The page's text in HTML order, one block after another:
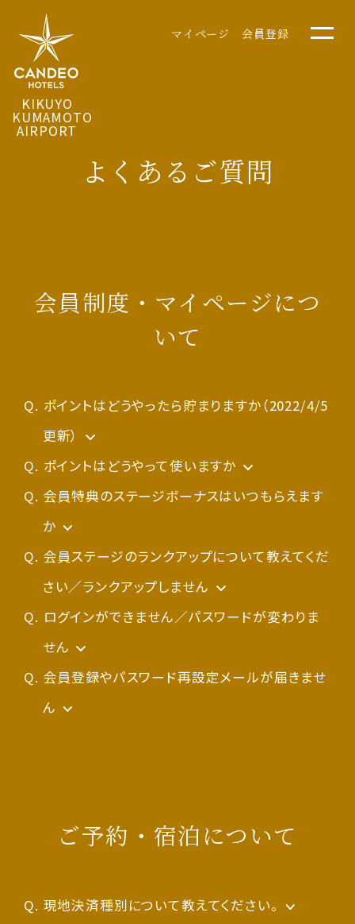
KIKUYO
KUMAMOTO
AIRPORT
マイページ 会員登録
よくあるご質問
会員制度・マイページにつ
いて
ポイントはどうやったら貯まりますか（2022/4/5
更新）
◼NEW基本ポイント：1％
2022年4月5日以降、公式ウェブサイトから会員
として新規ご予約されたものに対し1％のポイン
◼ボーナスポイント
特定の条件で付与され、付与数や率は条件によ
り異なります。取得条件や有効期限は、個別に
設定されますので、各特典やオファー条件をあ
らかじめご確認ください。
BRONZE ： 1,000pt
PLATINUM：40,000pt
ポイントはどうやって使いますか
ご利用方法は以下のとおりです。
ご利用場所：公式ウェブサイト
ご利用タイミング：公式ウェブサイトでの新規ご
予約またはご変更時（要ログイン）
フロントでのご利用はお受けいたしかねますの
で、何卒ご了承ください。
効となります。
会員特典のステージボーナスはいつもらえます
か
ステージボーナス（ポイント）は6月の新ステージ
確定後となります。それまでの付与はございませ
んので、あらかじめご了承ください。
会員ステージ反映方法につきましては、会員制
度ご説明ページ
会員ステージのランクアップについて教えてくだ
さい／ランクアップしません
会員ステージにつきましては、6月1日～翌年5月
31日までの1年間のご利用実績に基づいて、集
計いたします。
ログインができません／パスワードが変わりま
せん
2020年6月のシステムリニューアルにともない、
新サイトへ初めてログインする際、新しいパスワ
お手続きください。
会員登録やパスワード再設定メールが届きませ
ん
信を設定されている方は、 candeo-
ご予約・宿泊について
現地決済種別について教えてください。